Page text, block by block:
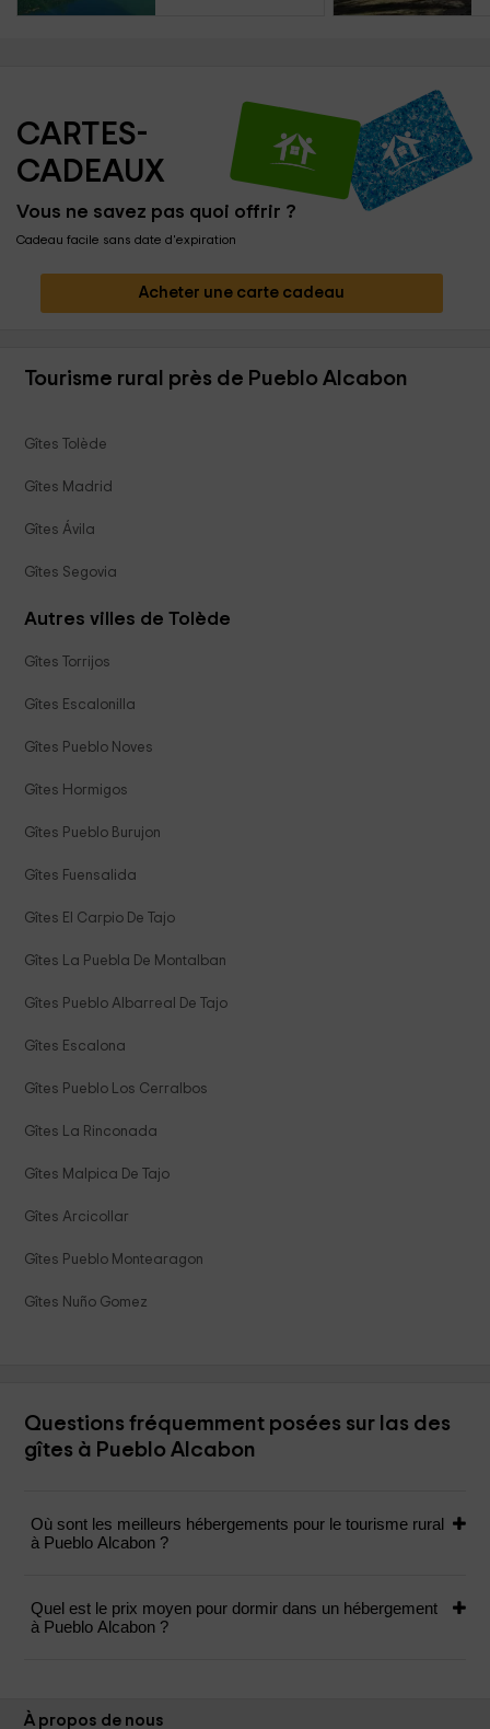
CARTES-
CADEAUX
Vous ne savez pas quoi offrir ?
Cadeau facile sans date d'expiration
Acheter une carte cadeau
Tourisme rural près de Pueblo Alcabon
Gîtes Tolède
Gîtes Madrid
Gîtes Ávila
Gîtes Segovia
Autres villes de Tolède
Gîtes Torrijos
Gîtes Escalonilla
Gîtes Pueblo Noves
Gîtes Hormigos
Gîtes Pueblo Burujon
Gîtes Fuensalida
Gîtes El Carpio De Tajo
Gîtes La Puebla De Montalban
Gîtes Pueblo Albarreal De Tajo
Gîtes Escalona
Gîtes Pueblo Los Cerralbos
Gîtes La Rinconada
Gîtes Malpica De Tajo
Gîtes Arcicollar
Gîtes Pueblo Montearagon
Gîtes Nuño Gomez
Questions fréquemment posées sur las des
gîtes à Pueblo Alcabon
Où sont les meilleurs hébergements pour le tourisme rural
à Pueblo Alcabon ?
Quel est le prix moyen pour dormir dans un hébergement
à Pueblo Alcabon ?
À propos de nous